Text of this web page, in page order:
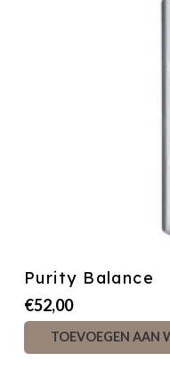
Purity Balance
€52,00
TOEVOEGEN AAN